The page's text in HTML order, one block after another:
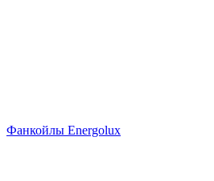
Фанкойлы Energolux